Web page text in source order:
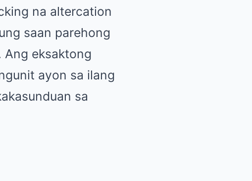
na altercation
saan parehong
Ang eksaktong
ayon sa ilang
sa